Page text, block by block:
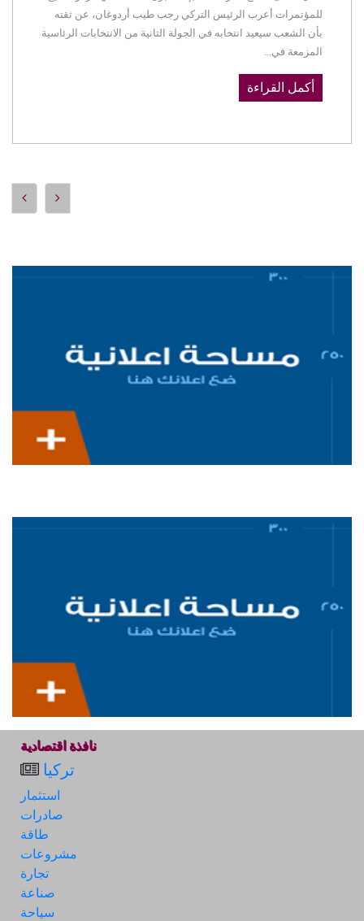
للمؤتمرات أعرب الرئيس التركي رجب طيب أردوغان، عن ثقته
بأن الشعب سيعيد انتخابه في الجولة الثانية من الانتخابات الرئاسية
المزمعة في...
أكمل القراءة
نافذة اقتصادية
تركيا
استثمار
صادرات
طاقة
مشروعات
تجارة
صناعة
سياحة